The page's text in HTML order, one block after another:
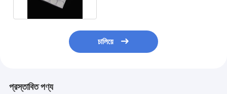
চালিয়ে
প্রস্তাবিত পণ্য